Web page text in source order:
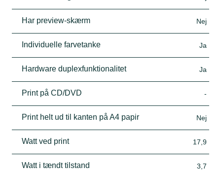
Har preview-skærm Nej
Individuelle farvetanke Ja
Hardware duplexfunktionalitet Ja
Print på CD/DVD -
Print helt ud til kanten på A4 papir Nej
Watt ved print 17,9
Watt i tændt tilstand 3,7